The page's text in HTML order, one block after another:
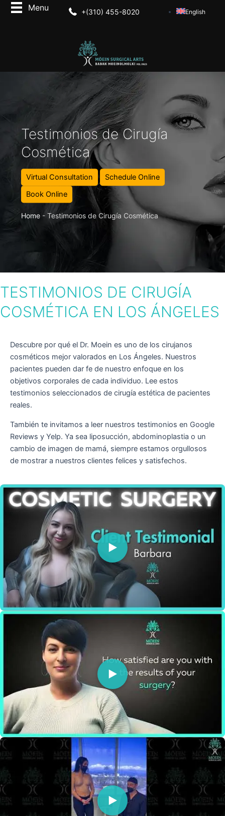
English
+(310) 455-8020
Testimonios de Cirugía
Cosmética
Virtual Consultation
Schedule Online
Book Online
Home -Testimonios de Cirugía Cosmética
TESTIMONIOS DE CIRUGÍA
COSMÉTICA EN LOS ÁNGELES
Descubre por qué el Dr. Moein es uno de los cirujanos
cosméticos mejor valorados en Los Ángeles. Nuestros
pacientes pueden dar fe de nuestro enfoque en los
objetivos corporales de cada individuo. Lee estos
testimonios seleccionados de cirugía estética de pacientes
reales.
También te invitamos a leer nuestros testimonios en Google
Reviews y Yelp. Ya sea liposucción, abdominoplastia o un
cambio de imagen de mamá, siempre estamos orgullosos
de mostrar a nuestros clientes felices y satisfechos.